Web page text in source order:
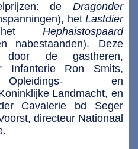
de Dragonder
hetLastdier
het Hephaistospaard
nabestaanden). Deze
door de gastheren,
Infanterie Ron Smits,
Opleidings- en
Landmacht, en
Cavalerie bd Seger
directeur Nationaal